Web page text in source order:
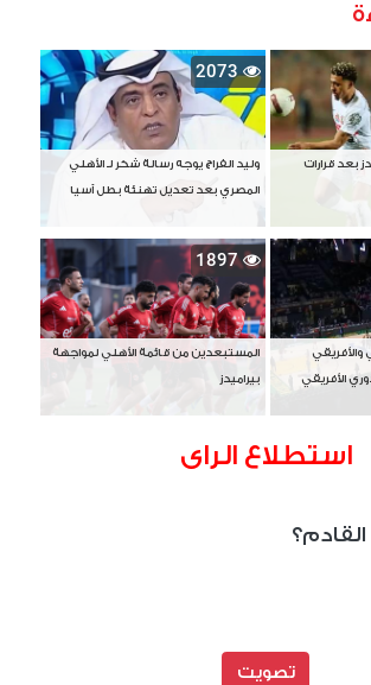
بعد قرارات
2073
وليد الفراج يوجه رسالة شكر لـ الأهلي
المصري بعد تعديل تهنئة بطل آسيا
والأفريقي
الأفريقي
1897
المستبعدين من قائمة الأهلي لمواجهة
بيراميدز
استطلاع الراى
تصويت